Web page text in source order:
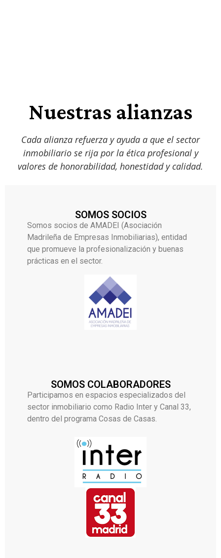
Nuestras alianzas
Cada alianza refuerza y ayuda a que el sector
inmobiliario se rija por la ética profesional y
valores de honorabilidad, honestidad y calidad.
SOMOS SOCIOS
Somos socios de AMADEI (Asociación
Madrileña de Empresas Inmobiliarias), entidad
que promueve la profesionalización y buenas
prácticas en el sector.
SOMOS COLABORADORES
Participamos en espacios especializados del
sector inmobiliario como Radio Inter y Canal 33,
dentro del programa Cosas de Casas.